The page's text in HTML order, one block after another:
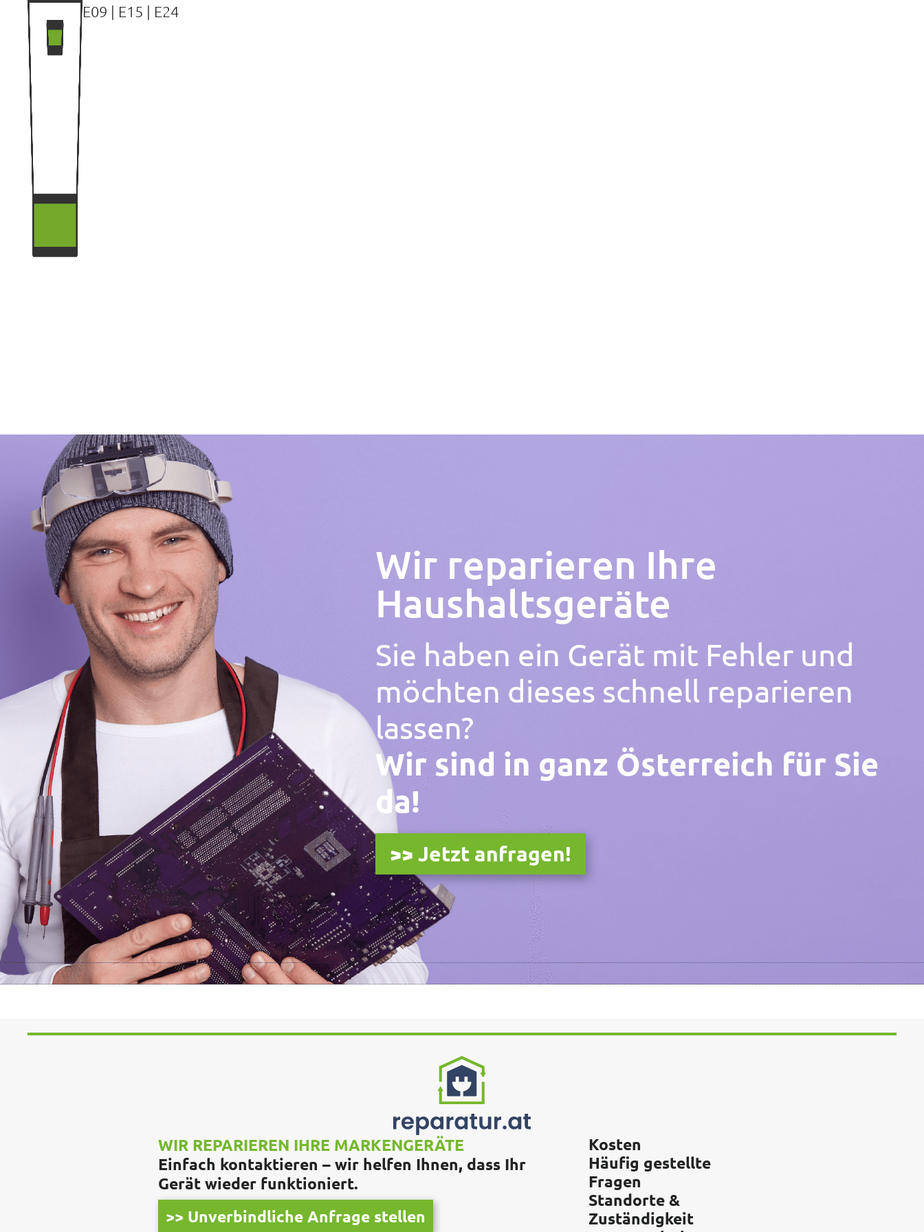
E09 | E15 | E24
Wir reparieren Ihre
Haushaltsgeräte
Sie haben ein Gerät mit Fehler und
möchten dieses schnell reparieren
lassen?
Wir sind in ganz Österreich für Sie
da!
>> Jetzt anfragen!
WIR REPARIEREN IHRE MARKENGERÄTE
Einfach kontaktieren – wir helfen Ihnen, dass Ihr
Gerät wieder funktioniert.
>> Unverbindliche Anfrage stellen
Kosten
Häufig gestellte
Fragen
Standorte &
Zuständigkeit